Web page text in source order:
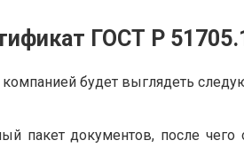
ГОСТ Р
будет выглядеть
пакет документов, после чего